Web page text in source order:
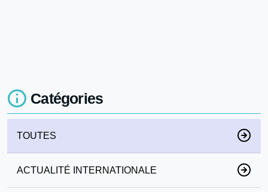
Catégories
TOUTES
ACTUALITÉ INTERNATIONALE